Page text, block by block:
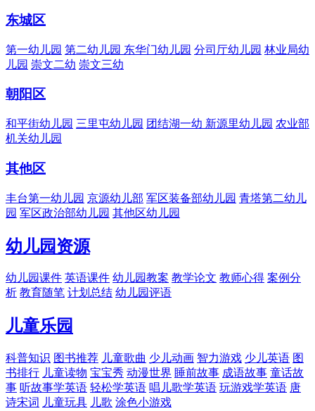
东城区
第一幼儿园 第二幼儿园 东华门幼儿园 分司厅幼儿园 林业局幼
儿园 崇文二幼 崇文三幼
朝阳区
和平街幼儿园 三里屯幼儿园 团结湖一幼 新源里幼儿园 农业部
机关幼儿园
其他区
丰台第一幼儿园 京源幼儿部 军区装备部幼儿园 青塔第二幼儿
园 军区政治部幼儿园 其他区幼儿园
幼儿园资源
幼儿园课件 英语课件 幼儿园教案 教学论文 教师心得 案例分
析 教育随笔 计划总结 幼儿园评语
儿童乐园
科普知识 图书推荐 儿童歌曲 少儿动画 智力游戏 少儿英语 图
书排行 儿童读物 宝宝秀 动漫世界 睡前故事 成语故事 童话故
事 听故事学英语 轻松学英语 唱儿歌学英语 玩游戏学英语 唐
诗宋词 儿童玩具 儿歌 涂色小游戏